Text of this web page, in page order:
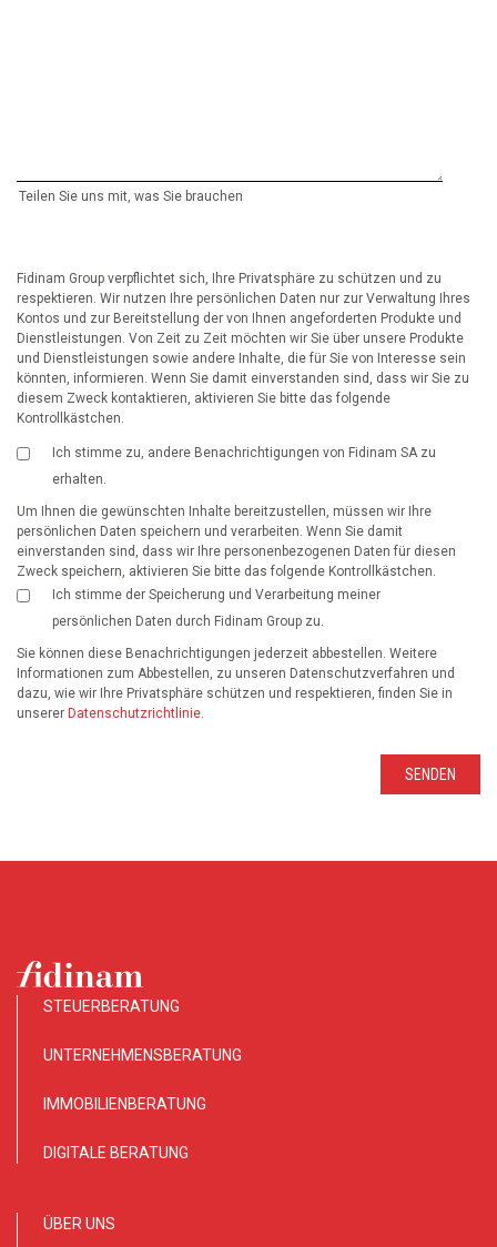
Teilen Sie uns mit, was Sie brauchen
Fidinam Group verpflichtet sich, Ihre Privatsphäre zu schützen und zu
respektieren. Wir nutzen Ihre persönlichen Daten nur zur Verwaltung Ihres
Kontos und zur Bereitstellung der von Ihnen angeforderten Produkte und
Dienstleistungen. Von Zeit zu Zeit möchten wir Sie über unsere Produkte
und Dienstleistungen sowie andere Inhalte, die für Sie von Interesse sein
könnten, informieren. Wenn Sie damit einverstanden sind, dass wir Sie zu
diesem Zweck kontaktieren, aktivieren Sie bitte das folgende
Kontrollkästchen.
Ich stimme zu, andere Benachrichtigungen von Fidinam SA zu
erhalten.
Um Ihnen die gewünschten Inhalte bereitzustellen, müssen wir Ihre
persönlichen Daten speichern und verarbeiten. Wenn Sie damit
einverstanden sind, dass wir Ihre personenbezogenen Daten für diesen
Zweck speichern, aktivieren Sie bitte das folgende Kontrollkästchen.
Ich stimme der Speicherung und Verarbeitung meiner
persönlichen Daten durch Fidinam Group zu.
Sie können diese Benachrichtigungen jederzeit abbestellen. Weitere
Informationen zum Abbestellen, zu unseren Datenschutzverfahren und
dazu, wie wir Ihre Privatsphäre schützen und respektieren, finden Sie in
unserer Datenschutzrichtlinie
STEUERBERATUNG
UNTERNEHMENSBERATUNG
IMMOBILIENBERATUNG
DIGITALE BERATUNG
ÜBER UNS